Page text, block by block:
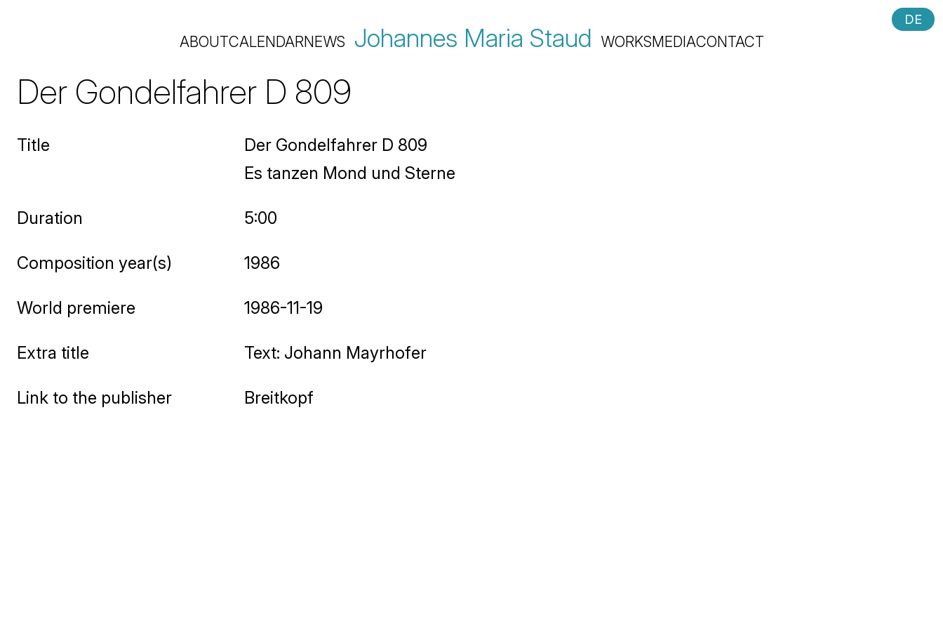
DE
ABOUTCALENDARNEWS Johannes Maria Staud WORKSMEDIACONTACT
Der Gondelfahrer D 809
Title
Der Gondelfahrer D 809
Es tanzen Mond und Sterne
Duration 5:00
Composition year(s) 1986
World premiere 1986-11-19
Extra title Text: Johann Mayrhofer
Link to the publisher Breitkopf